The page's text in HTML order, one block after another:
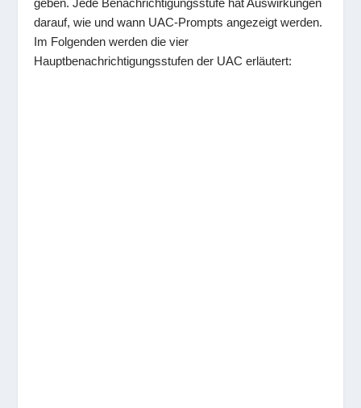
geben. Jede Benachrichtigungsstufe hat Auswirkungen
darauf, wie und wann UAC-Prompts angezeigt werden.
Im Folgenden werden die vier
Hauptbenachrichtigungsstufen der UAC erläutert: